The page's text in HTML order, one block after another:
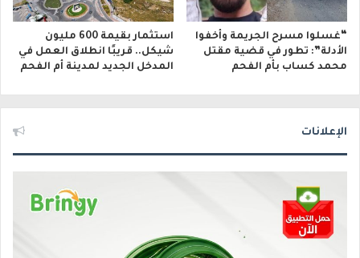
“غسلوا مسرح الجريمة وأخفوا
الأدلة”: تطور في قضية مقتل
محمد كساب بأم الفحم
استثمار بقيمة 600 مليون
شيكل.. قريبًا انطلاق العمل في
المدخل الجديد لمدينة أم الفحم
الإعلانات